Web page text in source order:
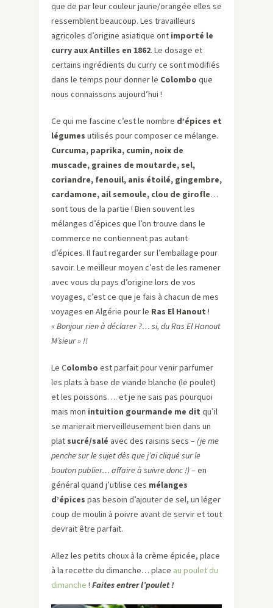
que de par leur couleur jaune/orangée elles se
ressemblent beaucoup. Les travailleurs
agricoles d’origine asiatique ont importé le
curry aux Antilles en 1862. Le dosage et
certains ingrédients du curry ce sont modifiés
dans le temps pour donner le Colombo que
nous connaissons aujourd’hui !
Ce qui me fascine c’est le nombre d’épices et
légumes utilisés pour composer ce mélange.
Curcuma, paprika, cumin, noix de
muscade, graines de moutarde, sel,
coriandre, fenouil, anis étoilé, gingembre,
cardamone, ail semoule, clou de girofle…
sont tous de la partie ! Bien souvent les
mélanges d’épices que l’on trouve dans le
commerce ne contiennent pas autant
d’épices. Il faut regarder sur l’emballage pour
savoir. Le meilleur moyen c’est de les ramener
avec vous du pays d’origine lors de vos
voyages, c’est ce que je fais à chacun de mes
voyages en Algérie pour le Ras El Hanout !
« Bonjour rien à déclarer ?… si, du Ras El Hanout
M’sieur » !!
Le Colombo est parfait pour venir parfumer
les plats à base de viande blanche (le poulet)
et les poissons…. et je ne sais pas pourquoi
mais mon intuition gourmande me dit qu’il
se marierait merveilleusement bien dans un
plat sucré/salé avec des raisins secs – (je me
penche sur le sujet dès que j’ai cliqué sur le
bouton publier… affaire à suivre donc !)– en
général quand j’utilise ces mélanges
d’épices pas besoin d’ajouter de sel, un léger
coup de moulin à poivre avant de servir et tout
devrait être parfait.
Allez les petits choux à la crème épicée, place
à la recette du dimanche… place au poulet du
dimanche ! Faites entrerl’poulet!